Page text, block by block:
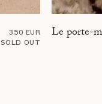
350 EUR
SOLD OUT
Le porte-